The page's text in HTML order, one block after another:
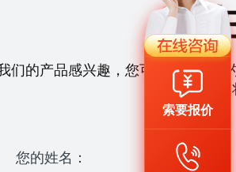
们的产品感兴趣，您可以拨打我们
您的姓名：
索要报价